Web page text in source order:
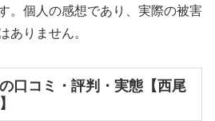
。個人の感想であり、実際の被害
ありません。
口コミ・評判・実態【西尾